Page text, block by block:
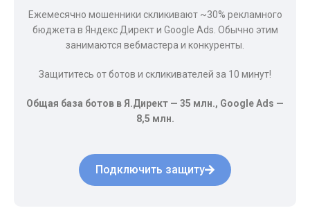
Ежемесячно мошенники скликивают ~30% рекламного
бюджета в Яндекс Директ и Google Ads. Обычно этим
занимаются вебмастера и конкуренты.
Защититесь от ботов и скликивателей за 10 минут!
Общая база ботов в Я.Директ — 35 млн., Google Ads —
8,5 млн.
Подключить защиту